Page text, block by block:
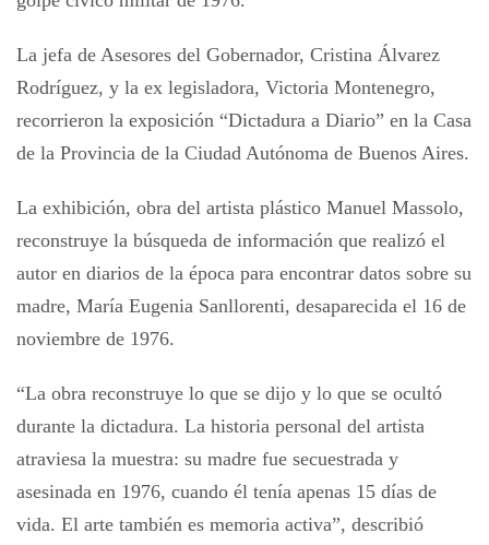
La jefa de Asesores del Gobernador, Cristina Álvarez
Rodríguez, y la ex legisladora, Victoria Montenegro,
recorrieron la exposición “Dictadura a Diario” en la Casa
de la Provincia de la Ciudad Autónoma de Buenos Aires.
La exhibición, obra del artista plástico Manuel Massolo,
reconstruye la búsqueda de información que realizó el
autor en diarios de la época para encontrar datos sobre su
madre, María Eugenia Sanllorenti, desaparecida el 16 de
noviembre de 1976.
“La obra reconstruye lo que se dijo y lo que se ocultó
durante la dictadura. La historia personal del artista
atraviesa la muestra: su madre fue secuestrada y
asesinada en 1976, cuando él tenía apenas 15 días de
vida. El arte también es memoria activa”, describió